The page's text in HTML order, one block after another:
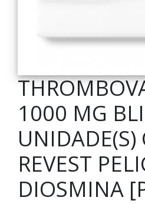
1000 MG
UNIDADE(S)
REVEST
DIOSMINA